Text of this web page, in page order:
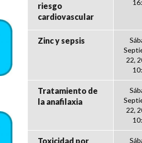
riesgo
cardiovascular
Zinc y sepsis
22,
Tratamiento de
la anafilaxia
22,
Toxicidad por